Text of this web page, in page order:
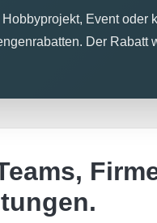
Event oder
Der Rabatt